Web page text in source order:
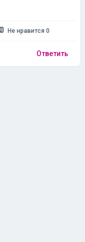
Не нравится 0
Ответить